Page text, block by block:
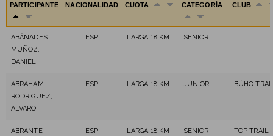
PARTICIPANTE NACIONALIDAD CUOTA CATEGORÍA CLUB
ABÁNADES
MUÑOZ,
DANIEL
ESP LARGA 18 KM SENIOR
ABRAHAM
RODRIGUEZ,
ALVARO
ESP LARGA 18 KM JUNIOR BÚHO
ABRANTE
ESP LARGA 18 KM SENIOR TOP TRAIL